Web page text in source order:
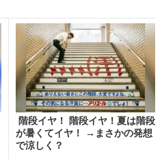
階段イヤ！ 階段イヤ！夏は階段
が暑くてイヤ！ →まさかの発想
で涼しく？